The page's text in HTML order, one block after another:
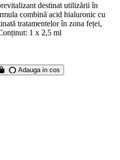
destinat utilizării în
combină acid hialuronic cu
tratamentelor în zona feței,
1 x 2,5 ml
Adauga in cos